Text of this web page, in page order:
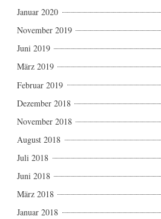
Januar 2020
November 2019
Juni 2019
März 2019
Februar 2019
Dezember 2018
November 2018
August 2018
Juli 2018
Juni 2018
März 2018
Januar 2018